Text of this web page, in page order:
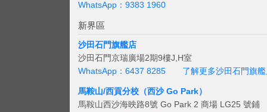
WhatsApp：9383 1960
新界區
沙田石門旗艦店
沙田石門京瑞廣場2期9樓J,H室
WhatsApp：6437 8285
了解更多沙田石門旗
馬鞍山/西貢分校（西沙 Go Park）
馬鞍山西沙海映路8號 Go Park 2 商場 LG25 號鋪